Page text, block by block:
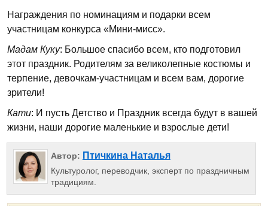
Награждения по номинациям и подарки всем
участницам конкурса «Мини-мисс».
Мадам Куку: Большое спасибо всем, кто подготовил
этот праздник. Родителям за великолепные костюмы и
терпение, девочкам-участницам и всем вам, дорогие
зрители!
Кати: И пусть Детство и Праздник всегда будут в вашей
жизни, наши дорогие маленькие и взрослые дети!
Автор: Птичкина Наталья
Культуролог, переводчик, эксперт по праздничным
традициям.